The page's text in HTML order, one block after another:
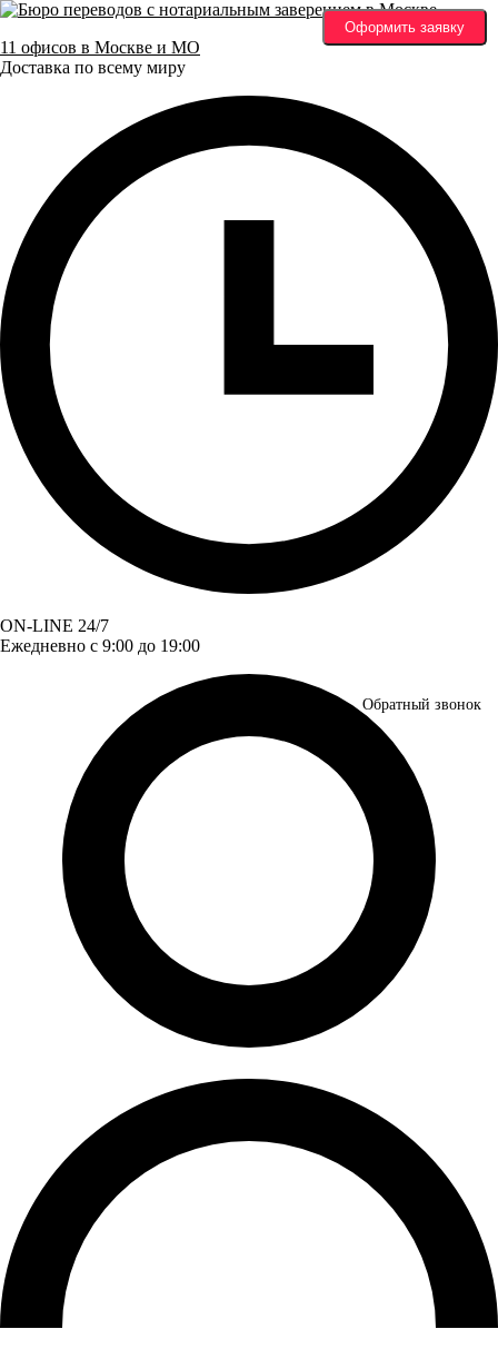
11 офисов в Москве и МО
Доставка по всему миру
ON-LINE 24/7
Ежедневно с 9:00 до 19:00
Оформить заявку
Обратный звонок